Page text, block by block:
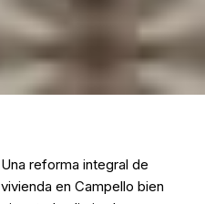
Una reforma integral de
vivienda en Campello bien